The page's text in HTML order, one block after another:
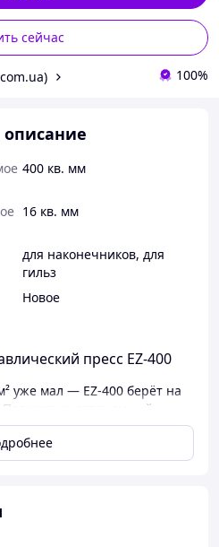
сейчас
100%
400 кв. мм
16 кв. мм
для наконечников, для
гильз
Новое
пресс EZ-400
уже мал — EZ-400 берёт на
Полностью автономный,
весит 10 кг — достаточно
щитовой и достаточно
кабелей.
кабельных